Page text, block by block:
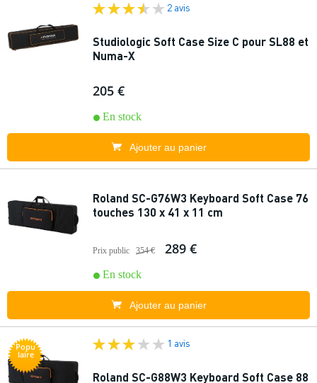
2 avis
Studiologic Soft Case Size C pour SL88 et
Numa-X
205 €
En stock
Ajouter au panier
Roland SC-G76W3 Keyboard Soft Case 76
touches 130 x 41 x 11 cm
Prix public 354 € 289 €
En stock
Ajouter au panier
Popu
laire
1 avis
Roland SC-G88W3 Keyboard Soft Case 88